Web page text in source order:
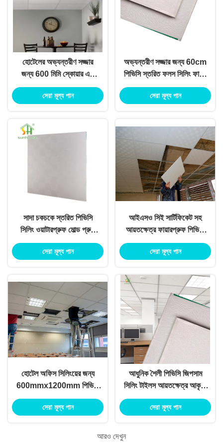
হোটেলের অভ্যন্তরীণ সজ্জার
জন্য 600 মিমি স্কোয়ার এজ
জিপসাম পিভিসি টাইল
সেরা মূল্য পান
অভ্যন্তরীণ সজ্জার জন্য 60cm
পিভিসি স্তরিত ফলস সিলিং ফায়ার
প্রতিরোধী আর্দ্রতা প্রমাণ
সেরা মূল্য পান
সাদা চকচকে স্তরিত পিভিসি
সিলিং ওয়াটারপ্রুফ মোল্ড প্রুফ
স্মোক প্রুফ
সেরা মূল্য পান
আইএসও সিই সার্টিফিকেট সহ
আয়তক্ষেত্র ফায়ারপ্রুফ পিভিসি
জিপসাম সিলিং
সেরা মূল্য পান
হোটেল অফিস সিলিংয়ের জন্য
600mmx1200mm পিভিসি
স্তরিত সিলিং টাইলস
সেরা মূল্য পান
আধুনিক শৈলী পিভিসি জিপসাম
সিলিং টাইলস আয়তক্ষেত্র আকৃতি
বর্গক্ষেত্র প্রান্ত
সেরা মূল্য পান
আরও দেখুন